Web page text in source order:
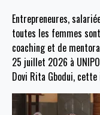
Entrepreneures,
toutes les femmes
coaching et de
25 juillet 2026 à
Dovi Rita Gbodui,